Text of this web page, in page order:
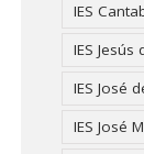
IES
IES
IES José
IES José